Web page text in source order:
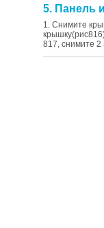
5. Панель
1. Снимите
817, снимите